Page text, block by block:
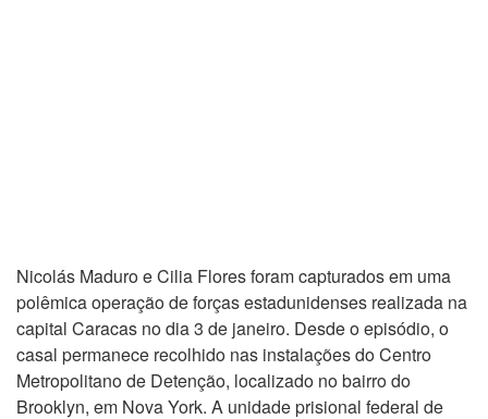
Nicolás Maduro e Cilia Flores foram capturados em uma
polêmica operação de forças estadunidenses realizada na
capital Caracas no dia 3 de janeiro. Desde o episódio, o
casal permanece recolhido nas instalações do Centro
Metropolitano de Detenção, localizado no bairro do
Brooklyn, em Nova York. A unidade prisional federal de